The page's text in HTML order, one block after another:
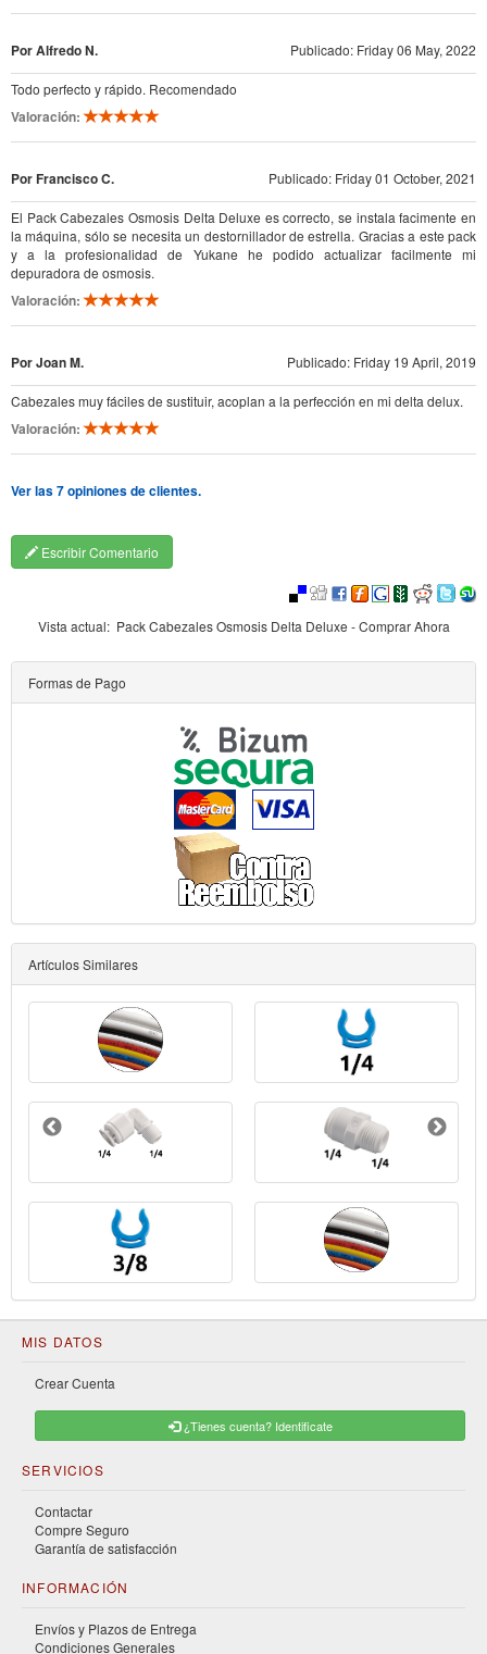
Por Alfredo N. Publicado: Friday 06 May, 2022
Todo perfecto y rápido. Recomendado
Valoración:
Por Francisco C. Publicado: Friday 01 October, 2021
El Pack Cabezales Osmosis Delta Deluxe es correcto, se instala facimente en
la máquina, sólo se necesita un destornillador de estrella. Gracias a este pack
y a la profesionalidad de Yukane he podido actualizar facilmente mi
depuradora de osmosis.
Valoración:
Por Joan M. Publicado: Friday 19 April, 2019
Cabezales muy fáciles de sustituir, acoplan a la perfección en mi delta delux.
Valoración:
Ver las 7 opiniones de clientes.
Escribir Comentario
Vista actual: Pack Cabezales Osmosis Delta Deluxe - Comprar Ahora
Formas de Pago
Artículos Similares
MIS DATOS
Crear Cuenta
¿Tienes cuenta? Identificate
SERVICIOS
Contactar
Compre Seguro
Garantía de satisfacción
INFORMACIÓN
Envíos y Plazos de Entrega
Condiciones Generales